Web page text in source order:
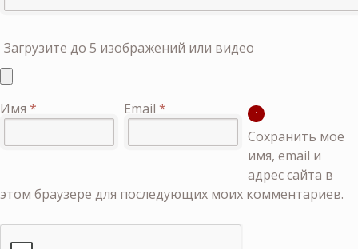
Загрузите до 5 изображений или видео
Имя * Email *
Сохранить моё
имя, email и
адрес сайта в
этом браузере для последующих моих комментариев.